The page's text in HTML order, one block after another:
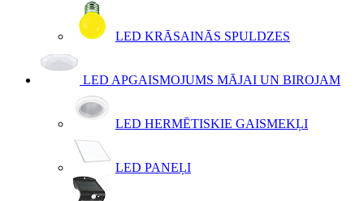
LED KRĀSAINĀS SPULDZES
LED APGAISMOJUMS MĀJAI UN BIROJAM
LED HERMĒTISKIE GAISMEKĻI
LED PANEĻI